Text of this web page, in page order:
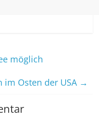
möglich
im Osten der USA →